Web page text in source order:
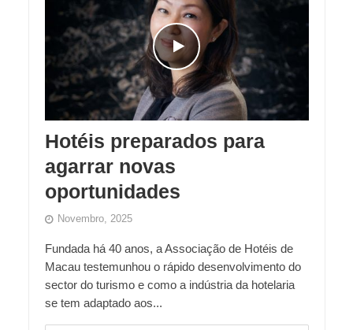
Hotéis preparados para
agarrar novas
oportunidades
Novembro, 2025
Fundada há 40 anos, a Associação de Hotéis de
Macau testemunhou o rápido desenvolvimento do
sector do turismo e como a indústria da hotelaria
se tem adaptado aos...